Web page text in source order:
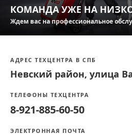
КОМАНДА УЖЕ НА
Ждем вас на профессиональное
АДРЕС ТЕХЦЕНТРА В СПБ
Невский район, улица
ТЕЛЕФОНЫ ТЕХЦЕНТРА
8-921-885-60-50
ЭЛЕКТРОННАЯ ПОЧТА